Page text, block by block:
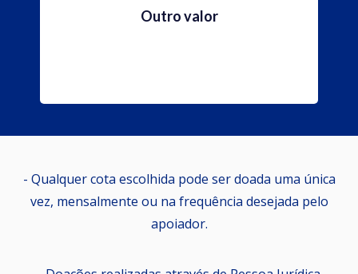
Outro valor
- Qualquer cota escolhida pode ser doada uma única
vez, mensalmente ou na frequência desejada pelo
apoiador.